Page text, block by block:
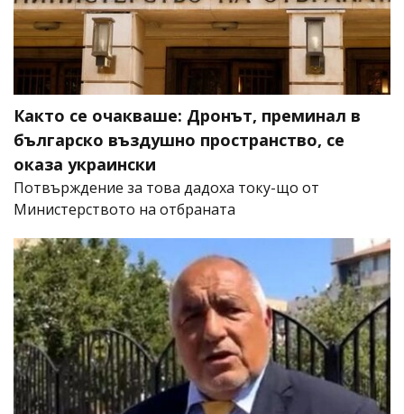
Както се очакваше: Дронът, преминал в
българско въздушно пространство, се
оказа украински
Потвърждение за това дадоха току-що от
Министерството на отбраната